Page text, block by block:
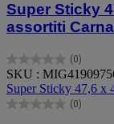
Super Sticky
assortiti
(0)
0.0
su
5
stelle.
SKU :
Super Sticky 47,6 x
(0)
0.0